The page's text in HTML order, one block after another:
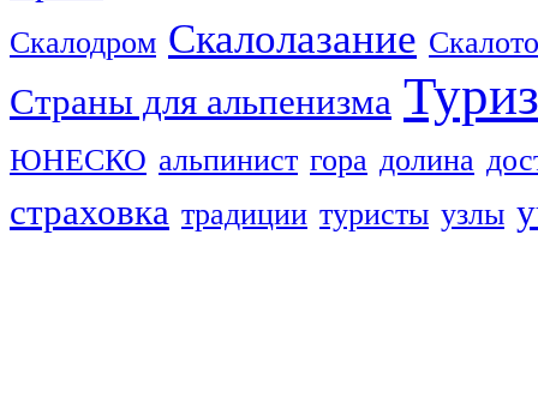
Скалодром Скалолазание
Страны для альпенизма
ЮНЕСКО альпинист гора долина
страховка традиции туристы узлы